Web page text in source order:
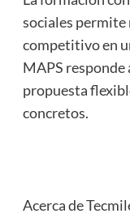
sociales permite
competitivo en
MAPS responde
propuesta
concretos.
Acerca de